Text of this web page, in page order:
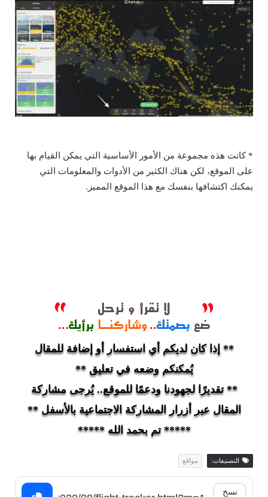
* كانت هذه مجموعة من الأمور الأساسية التي يمكن القيام بها
على الموقع، لكن هناك الكثير من الأدوات والمعلومات التي
يمكنك اكتشافها بنفسك مع هذا الموقع المميز.
** إذا كان لديكم أي استفسار أو إضافة للمقال
يُمكنكم وضعه في تعليق **
** تقديرًا لجهودنا ودعمًا للموقع.. يُرجى مشاركة
المقال عبر أزرار المشاركة الاجتماعية بالأسفل **
***** تم بحمد الله *****
التصنيفات: مواقع
نسخ